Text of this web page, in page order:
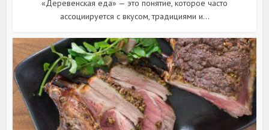
«Деревенская еда» — это понятие, которое часто
ассоциируется с вкусом, традициями и...